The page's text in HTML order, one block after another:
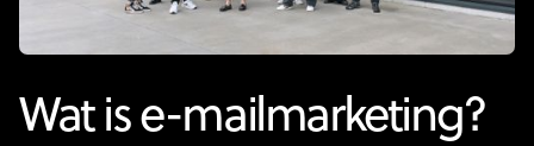
Wat is e-mailmarketing?